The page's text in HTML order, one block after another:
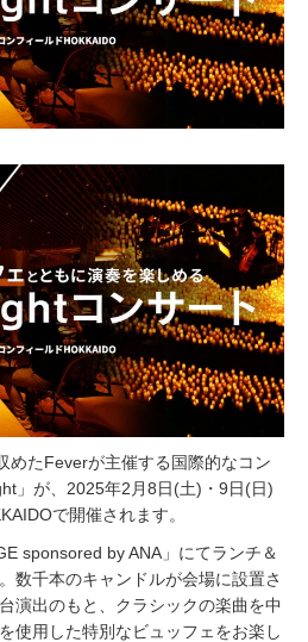
日
めたFeverが主催する国際的なコン
」が、2025年2月8日(土)・9日(日)
で開催されます。
sponsored by ANA」にてランチ＆
数千本のキャンドルが会場に設置さ
演出のもと、クラシックの楽曲を中
使用した特別なビュッフェをお楽し